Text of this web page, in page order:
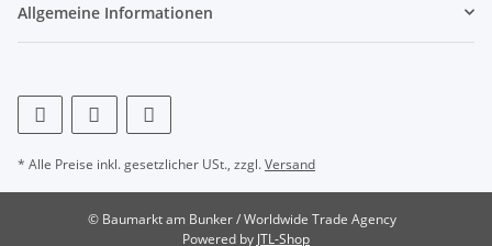
Allgemeine Informationen
* Alle Preise inkl. gesetzlicher USt., zzgl.Versand
© Baumarkt am Bunker / Worldwide Trade Agency
Powered by JTL-Shop